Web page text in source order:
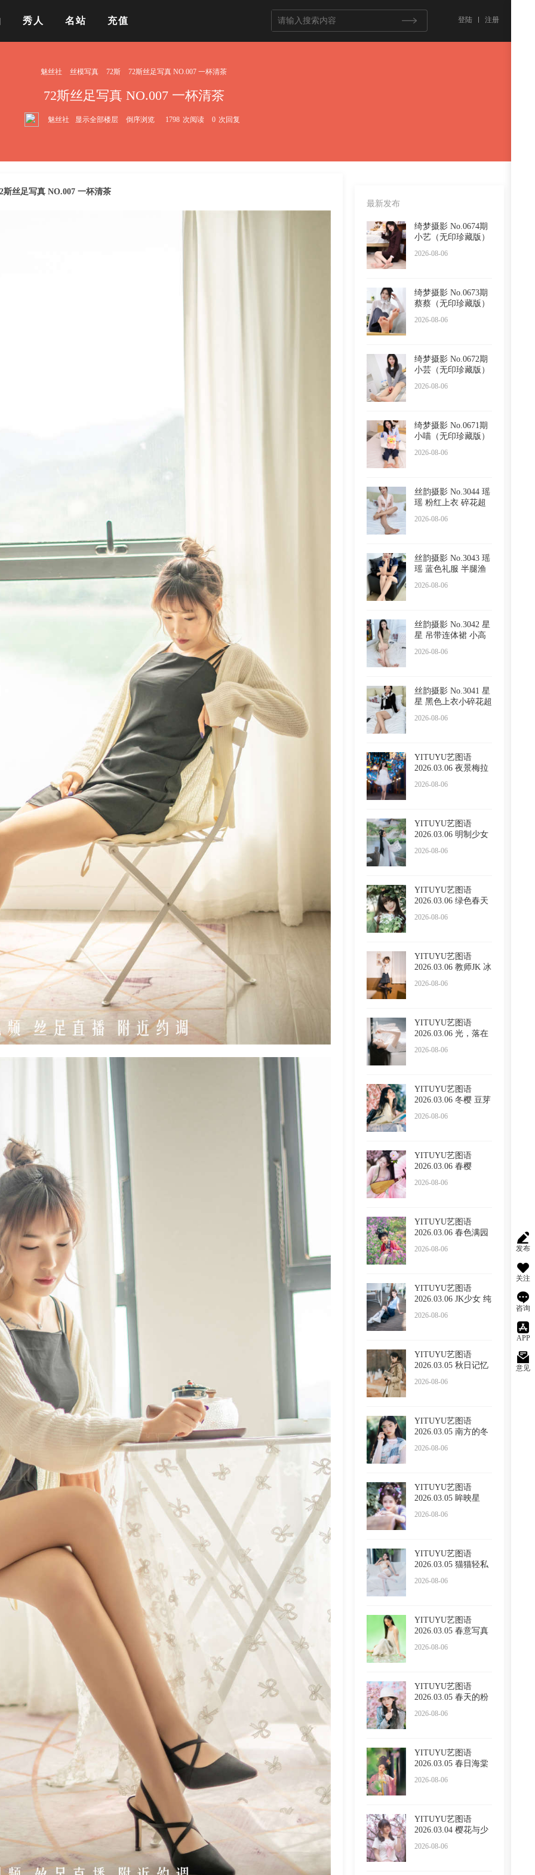
秀人 名站 充值 登陆 注册
发布
关注
咨询
APP
意见
魅丝社 丝模写真 72斯 72斯丝足写真 NO.007 一杯清茶
72斯丝足写真 NO.007 一杯清茶
魅丝社 显示全部楼层 倒序浏览 1798 次阅读 0 次回复
最新发布
绮梦摄影 No.0674期
小艺（无印珍藏版）
2026-08-06
绮梦摄影 No.0673期
蔡蔡（无印珍藏版）
2026-08-06
绮梦摄影 No.0672期
小芸（无印珍藏版）
2026-08-06
绮梦摄影 No.0671期
小喵（无印珍藏版）
2026-08-06
丝韵摄影 No.3044 瑶
瑶 粉红上衣 碎花超
2026-08-06
丝韵摄影 No.3043 瑶
瑶 蓝色礼服 半腿渔
2026-08-06
丝韵摄影 No.3042 星
星 吊带连体裙 小高
2026-08-06
丝韵摄影 No.3041 星
星 黑色上衣小碎花超
2026-08-06
YITUYU艺图语
2026.03.06 夜景梅拉
2026-08-06
YITUYU艺图语
2026.03.06 明制少女
2026-08-06
YITUYU艺图语
2026.03.06 绿色春天
2026-08-06
YITUYU艺图语
2026.03.06 教师JK 冰
2026-08-06
YITUYU艺图语
2026.03.06 光，落在
2026-08-06
YITUYU艺图语
2026.03.06 冬樱 豆芽
2026-08-06
YITUYU艺图语
2026.03.06 春樱
2026-08-06
YITUYU艺图语
2026.03.06 春色满园
2026-08-06
YITUYU艺图语
2026.03.06 JK少女 纯
2026-08-06
YITUYU艺图语
2026.03.05 秋日记忆
2026-08-06
YITUYU艺图语
2026.03.05 南方的冬
2026-08-06
YITUYU艺图语
2026.03.05 眸映星
2026-08-06
YITUYU艺图语
2026.03.05 猫猫轻私
2026-08-06
YITUYU艺图语
2026.03.05 春意写真
2026-08-06
YITUYU艺图语
2026.03.05 春天的粉
2026-08-06
YITUYU艺图语
2026.03.05 春日海棠
2026-08-06
YITUYU艺图语
2026.03.04 樱花与少
2026-08-06
斯丝足写真 NO.007 一杯清茶